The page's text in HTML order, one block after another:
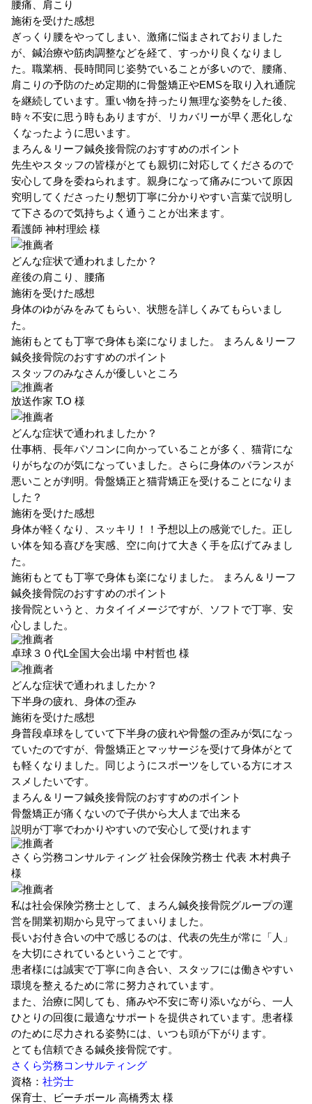
腰痛、肩こり
施術を受けた感想
ぎっくり腰をやってしまい、激痛に悩まされておりました
が、鍼治療や筋肉調整などを経て、すっかり良くなりまし
た。職業柄、長時間同じ姿勢でいることが多いので、腰痛、
肩こりの予防のため定期的に骨盤矯正やEMSを取り入れ通院
を継続しています。重い物を持ったり無理な姿勢をした後、
時々不安に思う時もありますが、リカバリーが早く悪化しな
くなったように思います。
まろん＆リーフ鍼灸接骨院のおすすめのポイント
先生やスタッフの皆様がとても親切に対応してくださるので
安心して身を委ねられます。親身になって痛みについて原因
究明してくださったり懇切丁寧に分かりやすい言葉で説明し
て下さるので気持ちよく通うことが出来ます。
看護師 神村理絵 様
どんな症状で通われましたか？
産後の肩こり、腰痛
施術を受けた感想
身体のゆがみをみてもらい、状態を詳しくみてもらいまし
た。
施術もとても丁寧で身体も楽になりました。
まろん＆リーフ
鍼灸接骨院のおすすめのポイント
スタッフのみなさんが優しいところ
放送作家 T.O 様
どんな症状で通われましたか？
仕事柄、長年パソコンに向かっていることが多く、猫背にな
りがちなのが気になっていました。さらに身体のバランスが
悪いことが判明。骨盤矯正と猫背矯正を受けることになりま
した？
施術を受けた感想
身体が軽くなり、スッキリ！！予想以上の感覚でした。正し
い体を知る喜びを実感、空に向けて大きく手を広げてみまし
た。
施術もとても丁寧で身体も楽になりました。
まろん＆リーフ
鍼灸接骨院のおすすめのポイント
接骨院というと、カタイイメージですが、ソフトで丁寧、安
心しました。
卓球３０代L全国大会出場 中村哲也 様
どんな症状で通われましたか？
下半身の疲れ、身体の歪み
施術を受けた感想
身普段卓球をしていて下半身の疲れや骨盤の歪みが気になっ
ていたのですが、骨盤矯正とマッサージを受けて身体がとて
も軽くなりました。同じようにスポーツをしている方にオス
スメしたいです。
まろん＆リーフ鍼灸接骨院のおすすめのポイント
骨盤矯正が痛くないので子供から大人まで出来る
説明が丁寧でわかりやすいので安心して受けれます
さくら労務コンサルティング 社会保険労務士 代表 木村典子
様
私は社会保険労務士として、まろん鍼灸接骨院グループの運
営を開業初期から見守ってまいりました。
長いお付き合いの中で感じるのは、代表の先生が常に「人」
を大切にされているということです。
患者様には誠実で丁寧に向き合い、スタッフには働きやすい
環境を整えるために常に努力されています。
また、治療に関しても、痛みや不安に寄り添いながら、一人
ひとりの回復に最適なサポートを提供されています。患者様
のために尽力される姿勢には、いつも頭が下がります。
とても信頼できる鍼灸接骨院です。
さくら労務コンサルティング
資格： 社労士
保育士、ビーチボール 高橋秀太 様